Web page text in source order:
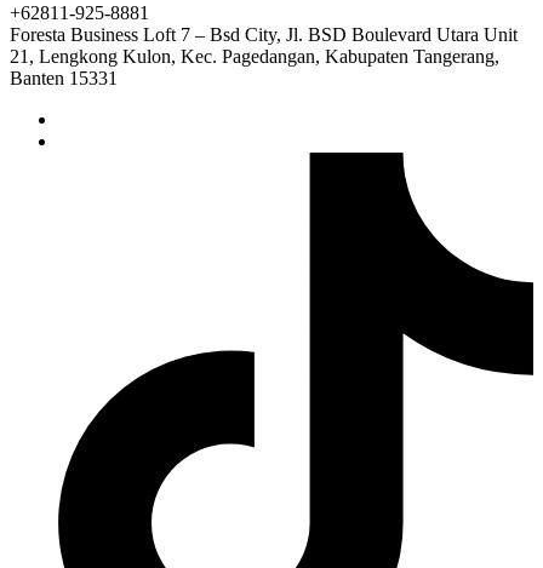
+62811-925-8881‬
Foresta Business Loft 7 – Bsd City, Jl. BSD Boulevard Utara Unit
21, Lengkong Kulon, Kec. Pagedangan, Kabupaten Tangerang,
Banten 15331